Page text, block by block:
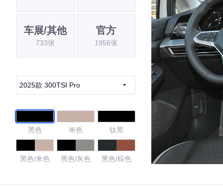
车展/其他
733张
官方
1956张
2025款 300TSI Pro
黑色 米色 钛黑
黑色/米色 黑色/灰色 黑色/棕色